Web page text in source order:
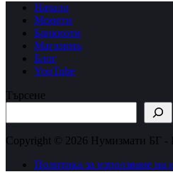
Начало
Монети
Банкноти
Магазинъ
Блог
YouTube
Търсене
Copyright © 2026 Нумизмати БГ -
Политика за използване на